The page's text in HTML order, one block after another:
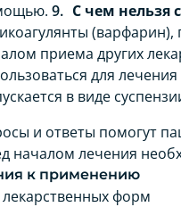
С чем нельзя
приема других
для
в виде
и ответы помогут
началом лечения
к применению
лекарственных форм